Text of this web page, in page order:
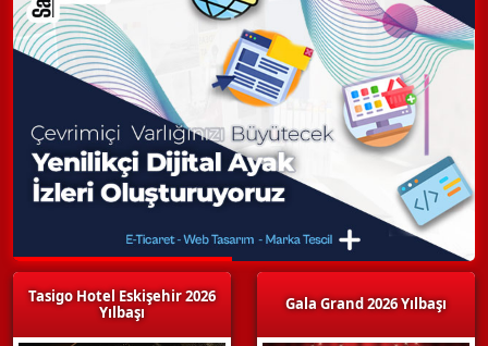
Tasigo Hotel Eskişehir 2026
Yılbaşı
Gala Grand 2026 Yılbaşı